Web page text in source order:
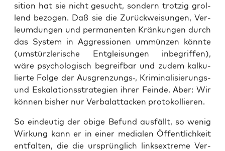
si­ti­on hat sie nicht gesucht, son­dern trot­zig grol­
lend bezo­gen. Daß sie die Zurück­wei­sun­gen, Ver­
leum­dun­gen und per­ma­nen­ten Krän­kun­gen durch
das Sys­tem in Aggres­sio­nen ummün­zen könn­te
(umstürz­le­ri­sche Ent­glei­sun­gen inbe­grif­fen),
wäre psy­cho­lo­gisch begreif­bar und zudem kal­ku­
lier­te Fol­ge der Ausgrenzungs‑, Kri­mi­na­li­sie­rungs-
und Eska­la­ti­ons­stra­te­gien ihrer Fein­de. Aber: Wir
kön­nen bis­her nur Ver­bal­at­ta­cken protokollieren.
So ein­deu­tig der obi­ge Befund aus­fällt, so wenig
Wir­kung kann er in einer media­len Öffent­lich­keit
ent­fal­ten, die die ursprüng­lich links­extre­me Ver­